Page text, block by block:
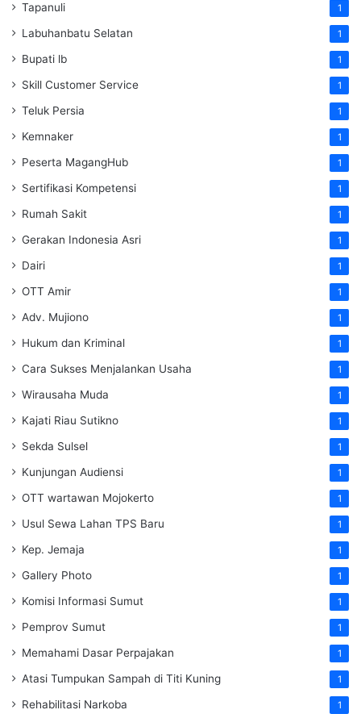
Tapanuli 1
Labuhanbatu Selatan 1
Bupati lb 1
Skill Customer Service 1
Teluk Persia 1
Kemnaker 1
Peserta MagangHub 1
Sertifikasi Kompetensi 1
Rumah Sakit 1
Gerakan Indonesia Asri 1
Dairi 1
OTT Amir 1
Adv. Mujiono 1
Hukum dan Kriminal 1
Cara Sukses Menjalankan Usaha 1
Wirausaha Muda 1
Kajati Riau Sutikno 1
Sekda Sulsel 1
Kunjungan Audiensi 1
OTT wartawan Mojokerto 1
Usul Sewa Lahan TPS Baru 1
Kep. Jemaja 1
Gallery Photo 1
Komisi Informasi Sumut 1
Pemprov Sumut 1
Memahami Dasar Perpajakan 1
Atasi Tumpukan Sampah di Titi Kuning 1
Rehabilitasi Narkoba 1